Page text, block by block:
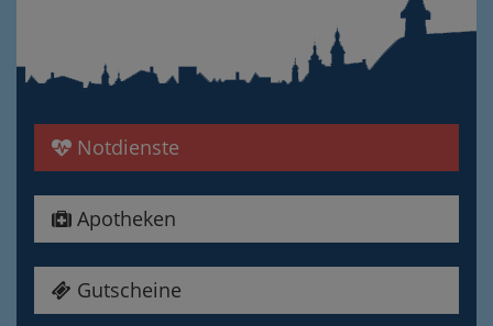
Notdienste
Apotheken
Gutscheine